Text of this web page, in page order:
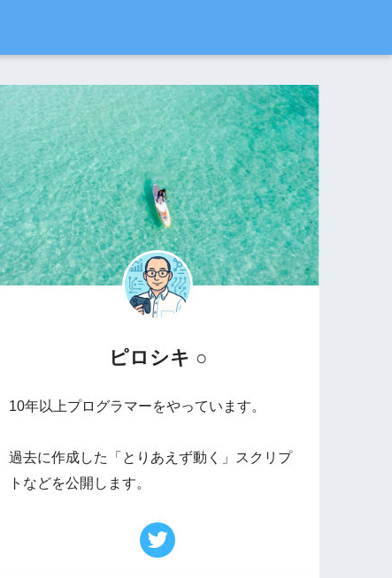
ピロシキ ○
10年以上プログラマーをやっています。
過去に作成した「とりあえず動く」スクリプ
トなどを公開します。